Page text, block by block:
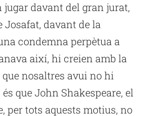
jugar davant del gran jurat,
Josafat, davant de la
condemna perpètua a
així, hi creien amb la
nosaltres avui no hi
que John Shakespeare, el
per tots aquests motius, no